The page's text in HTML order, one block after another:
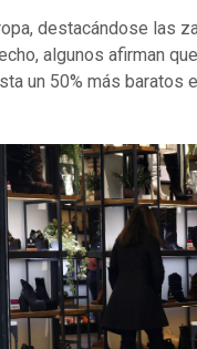
destacándose las
algunos afirman
un 50% más baratos